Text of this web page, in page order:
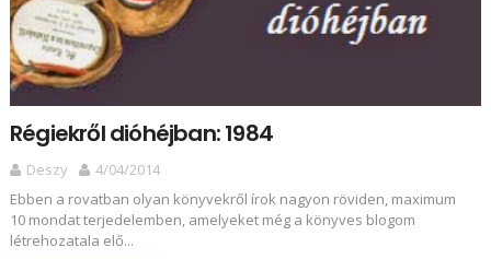
Régiekről dióhéjban: 1984
Deszy
4/04/2014
Ebben a rovatban olyan könyvekről írok nagyon röviden, maximum
10 mondat terjedelemben, amelyeket még a könyves blogom
létrehozatala elő...